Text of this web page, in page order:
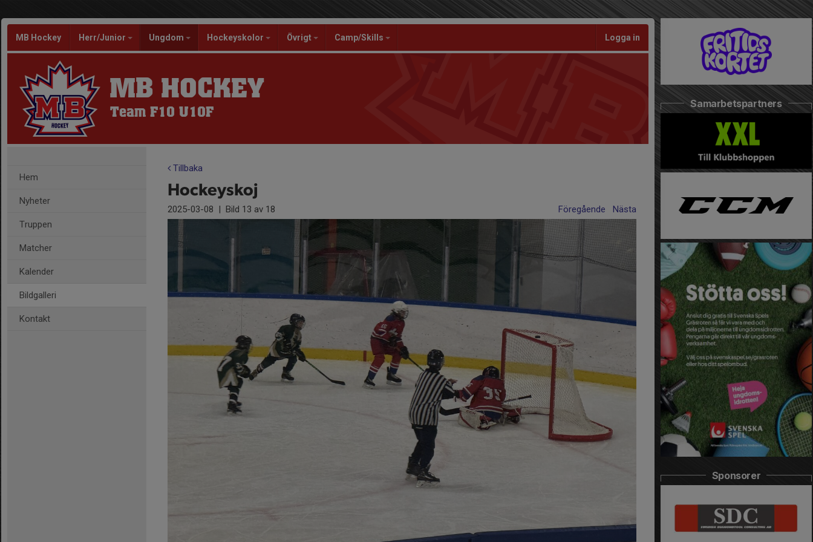
MB Hockey Herr/Junior Ungdom Hockeyskolor Övrigt Camp/Skills Logga in
MB HOCKEY
Team F10 U10F
Hem
Nyheter
Truppen
Matcher
Kalender
Bildgalleri
Kontakt
Tillbaka
Hockeyskoj
2025-03-08 | Bild 13 av 18 Föregående Nästa
Samarbetspartners
Sponsorer